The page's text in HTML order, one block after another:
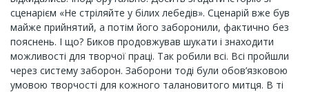
сценарієм «Не стріляйте у білих лебедів». Сценарій вже був
майже прийнятий, а потім його заборонили, фактично без
пояснень. І що? Биков продовжував шукати і знаходити
можливості для творчої праці. Так робили всі. Всі пройшли
через систему заборон. Заборони тоді були обов’язковою
умовою творчості для кожного талановитого митця. В ті